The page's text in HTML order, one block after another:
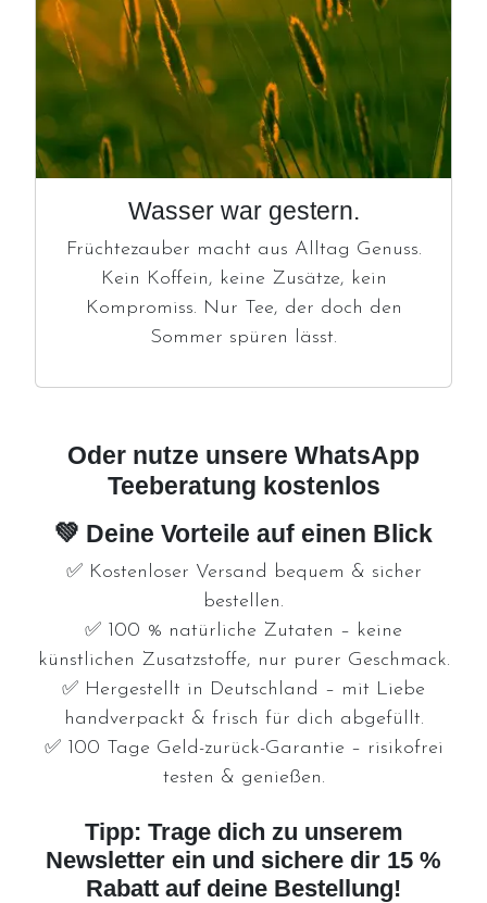
Wasser war gestern.
Früchtezauber macht aus Alltag Genuss.
Kein Koffein, keine Zusätze, kein
Kompromiss. Nur Tee, der doch den
Sommer spüren lässt.
Oder nutze unsere WhatsApp
Teeberatung kostenlos
💚 Deine Vorteile auf einen Blick
✅ Kostenloser Versand
bequem & sicher
bestellen.
✅ 100 % natürliche Zutaten – keine
künstlichen Zusatzstoffe, nur purer Geschmack.
✅ Hergestellt in Deutschland – mit Liebe
handverpackt & frisch für dich abgefüllt.
✅ 100 Tage Geld-zurück-Garantie – risikofrei
testen & genießen.
Tipp: Trage dich zu unserem
Newsletter ein und sichere dir 15 %
Rabatt auf deine Bestellung!